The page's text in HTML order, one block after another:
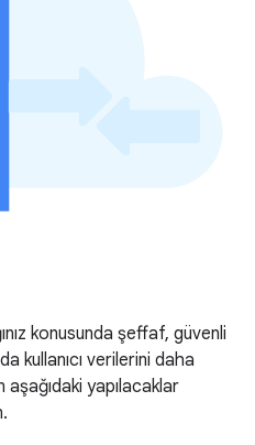
konusunda şeffaf, güvenli
kullanıcı verilerini daha
yapılacaklar